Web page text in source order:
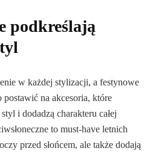
podkreślają
w każdej stylizacji, a festynowe
na akcesoria, które
i dodadzą charakteru całej
to must-have letnich
przed słońcem, ale także dodają